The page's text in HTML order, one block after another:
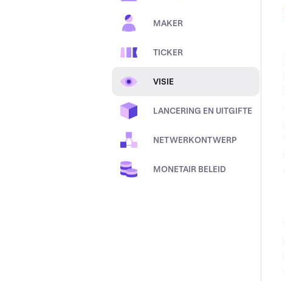
MAKER
TICKER
VISIE
LANCERING EN UITGIFTE
NETWERKONTWERP
MONETAIR BELEID